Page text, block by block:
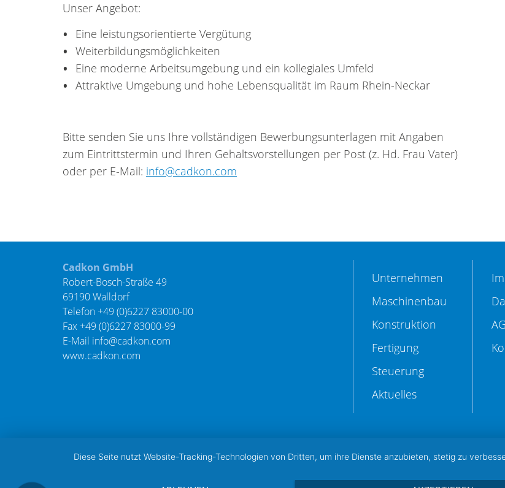
Unser Angebot:
Eine leistungsorientierte Vergütung
Weiterbildungsmöglichkeiten
Eine moderne Arbeitsumgebung und ein kollegiales Umfeld
Attraktive Umgebung und hohe Lebensqualität im Raum Rhein-Neckar
Bitte senden Sie uns Ihre vollständigen Bewerbungsunterlagen mit Angaben
zum Eintrittstermin und Ihren Gehaltsvorstellungen per Post (z. Hd. Frau Vater)
oder per E-Mail: info@cadkon.com
Cadkon GmbH
Robert-Bosch-Straße 49
69190 Walldorf
Telefon +49 (0)6227 83000-00
Fax +49 (0)6227 83000-99
E-Mail info@cadkon.com
www.cadkon.com
Unternehmen
Maschinenbau
Konstruktion
Fertigung
Steuerung
Aktuelles
Diese Seite nutzt Website-Tracking-Technologien von Dritten, um ihre Dienste anzubieten, stetig zu